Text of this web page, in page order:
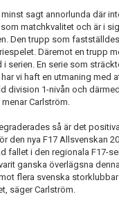
sagt annorlunda där
matchkvalitet och är i
Den trupp som
Däremot en trupp
serien. En serie som
vi haft en utmaning med
division 1-nivån och
Carlström.
så är det
den nya F17 Allsvenskan
fallet i den regionala F17-
ganska överlägsna
flera svenska
säger Carlström.